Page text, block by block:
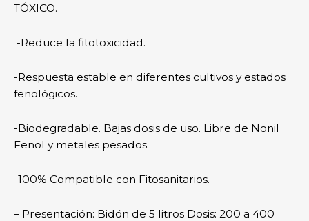
TÓXICO.
-Reduce la fitotoxicidad.
-Respuesta estable en diferentes cultivos y estados
fenológicos.
-Biodegradable. Bajas dosis de uso. Libre de Nonil
Fenol y metales pesados.
-100% Compatible con Fitosanitarios.
– Presentación: Bidón de 5 litros Dosis: 200 a 400